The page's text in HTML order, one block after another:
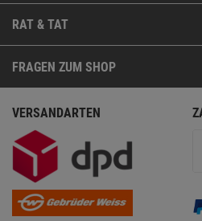
RAT & TAT
FRAGEN ZUM SHOP
VERSANDARTEN